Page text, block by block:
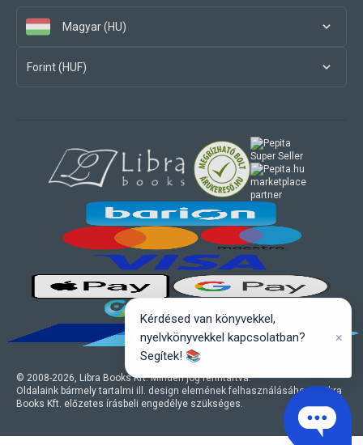
Magyar (HU)
Forint (HUF)
© 2008-2026 , Libra Books Kft. Minden jog fenntartva.
Oldalaink bármely tartalmi ill. design elemének felhasználásához a Libra
Books Kft. előzetes írásbeli engedélye szükséges.
marketplace
partner
Kérdésed van könyvekkel,
nyelvkönyvekkel kapcsolatban?
Segítek! 📚
×